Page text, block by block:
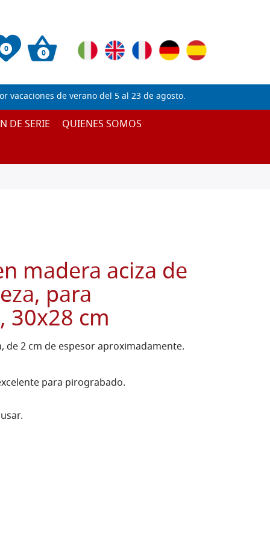
0 0
vacaciones de verano del 5 al 23 de agosto.
DE SERIE QUIENES SOMOS
madera aciza de
para
cm
de 2 cm de espesor aproximadamente.
para pirograbado.